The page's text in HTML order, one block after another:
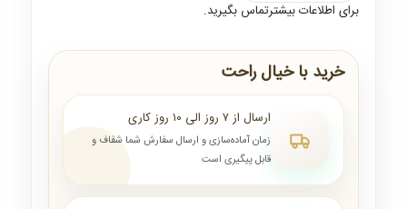
برای اطلاعات بیشترتماس بگیرید.
خرید با خیال راحت
ارسال از ۷ روز الی ۱۰ روز کاری
زمان آماده‌سازی و ارسال سفارش شما شفاف و
قابل پیگیری است